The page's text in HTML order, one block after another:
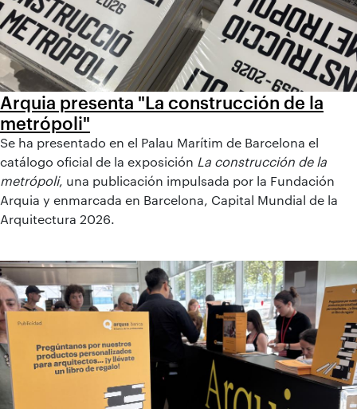
Arquia presenta "La construcción de la
metrópoli"
Se ha presentado en el Palau Marítim de Barcelona el
catálogo oficial de la exposición La construcción de la
metrópoli, una publicación impulsada por la Fundación
Arquia y enmarcada en Barcelona, Capital Mundial de la
Arquitectura 2026.